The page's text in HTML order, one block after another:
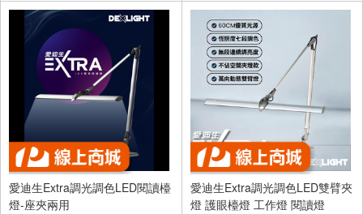
愛迪生Extra調光調色LED閱讀檯
燈-座夾兩用
愛迪生Extra調光調色LED雙臂夾
燈 護眼檯燈 工作燈 閱讀燈